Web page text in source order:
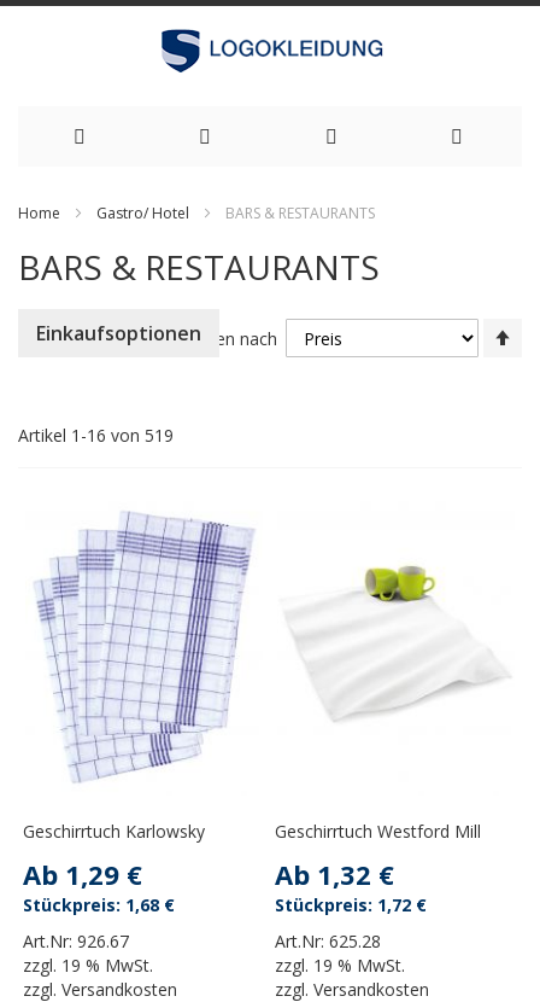
springen
Home Gastro/ Hotel BARS & RESTAURANTS
BARS & RESTAURANTS
Artikel 1 -16 von 519
Sortieren nach
Geschirrtuch Karlowsky
Ab 1,29 €
Art.Nr:926.67
zzgl. 19 % MwSt.
zzgl.Versandkosten
1,68 €
Geschirrtuch Westford Mill
Ab 1,32 €
Art.Nr:625.28
zzgl. 19 % MwSt.
zzgl.Versandkosten
1,72 €
Einkaufsoptionen